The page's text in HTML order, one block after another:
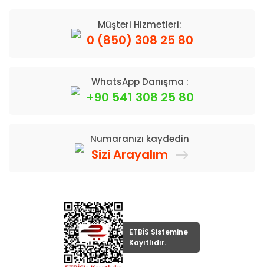
Müşteri Hizmetleri:
0 (850) 308 25 80
WhatsApp Danışma :
+90 541 308 25 80
Numaranızı kaydedin
Sizi Arayalım
ETBİS Sistemine
Kayıtlıdır.